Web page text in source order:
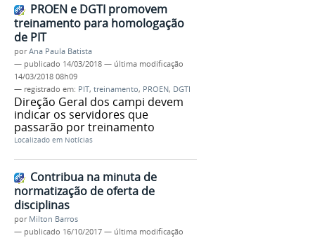
PROEN e DGTI promovem
treinamento para homologação
de PIT
porAna Paula Batista
— publicado 14/03/2018 — última modificação
14/03/2018 08h09
— registrado em: PIT, treinamento, PROEN, DGTI
Direção Geral dos campi devem
indicar os servidores que
passarão por treinamento
Localizado em Notícias
Contribua na minuta de
normatização de oferta de
disciplinas
por Milton Barros
— publicado 16/10/2017 — última modificação